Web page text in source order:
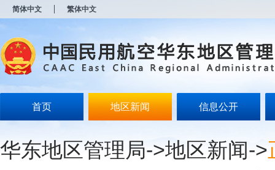
简体中文 繁体中文
首页 地区新闻 信息公开
华东地区管理局->地区新闻->
开
无
障
说
Alt
加